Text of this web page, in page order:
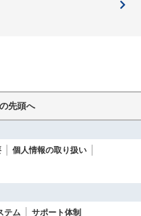
先頭へ
個人情報の取り扱い
テム サポート体制